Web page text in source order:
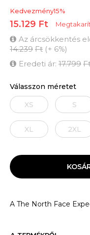
Kedvezmény15%
15.129 Ft
Az árcsökkentés
14.239 Ft (+ 6%)
Eredeti ár: 17.799
Válasszon méretet
XS S
XL 2XL
A The North Face